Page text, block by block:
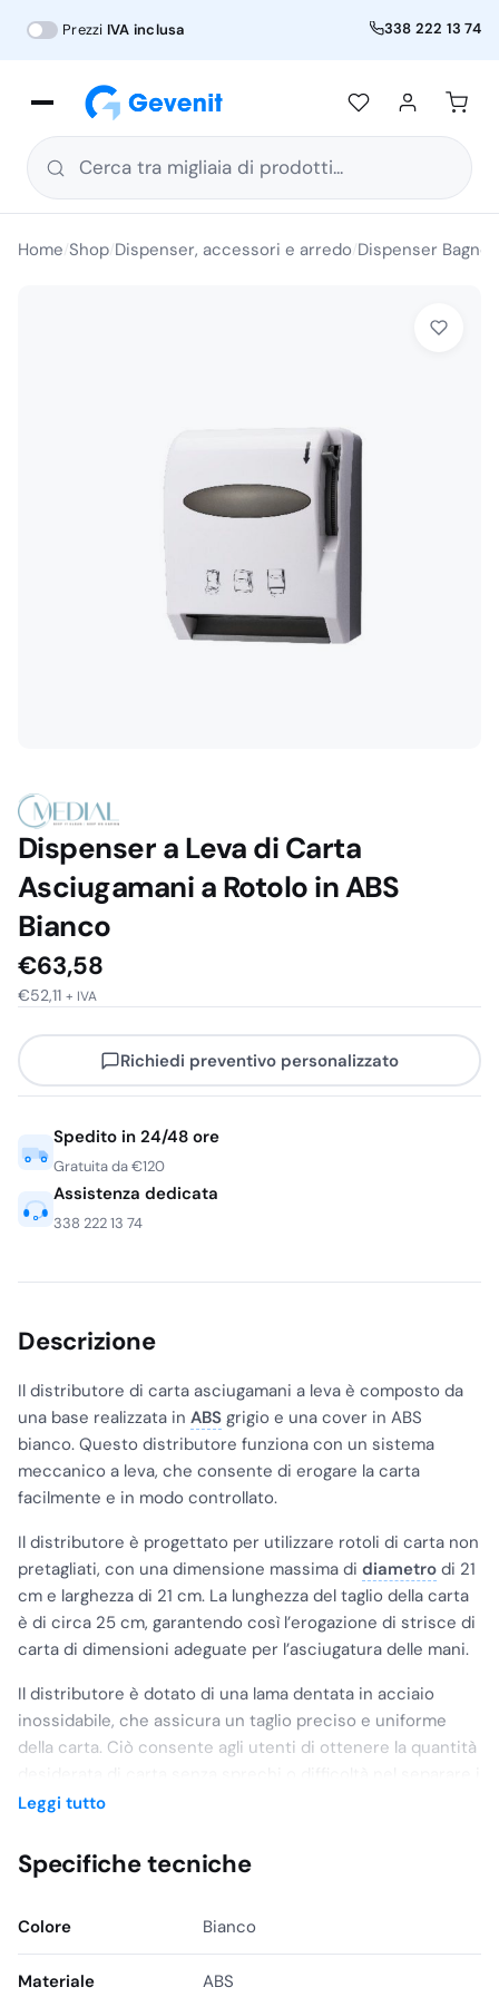
Prezzi IVA inclusa 338 222 13 74
Cerca tra migliaia di prodotti...
Home Shop Dispenser, accessori e arredo Dispenser Bagno
Dispenser a Leva di Carta
Asciugamani a Rotolo in ABS
Bianco
€63,58
€52,11 + IVA
Richiedi preventivo personalizzato
Spedito in 24/48 ore
Gratuita da €120
Assistenza dedicata
338 222 13 74
Descrizione
Il distributore di carta asciugamani a leva è composto da
una base realizzata in ABS grigio e una cover in ABS
bianco. Questo distributore funziona con un sistema
meccanico a leva, che consente di erogare la carta
facilmente e in modo controllato.
Il distributore è progettato per utilizzare rotoli di carta non
pretagliati, con una dimensione massima di diametro di 21
cm e larghezza di 21 cm. La lunghezza del taglio della carta
è di circa 25 cm, garantendo così l’erogazione di strisce di
carta di dimensioni adeguate per l’asciugatura delle mani.
Il distributore è dotato di una lama dentata in acciaio
inossidabile, che assicura un taglio preciso e uniforme
della carta. Ciò consente agli utenti di ottenere la quantità
fogli. Per garantire la sicurezza e la protezione dei rotoli di
metallo. Questo sistema di chiusura impedisce l’accesso
non autorizzato alla carta e permette di tenere i rotoli al
Il distributore è fornito completo di un kit di installazione,
che comprende viteria in acciaio inossidabile e tasselli.
Leggi tutto
Specifiche tecniche
Colore Bianco
Materiale ABS